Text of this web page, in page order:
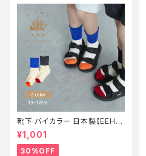
靴下 バイカラー 日本製【EEH】
SS パイル素材 ソックス イース
トエンドハイランダーズ
¥1,001
30%OFF